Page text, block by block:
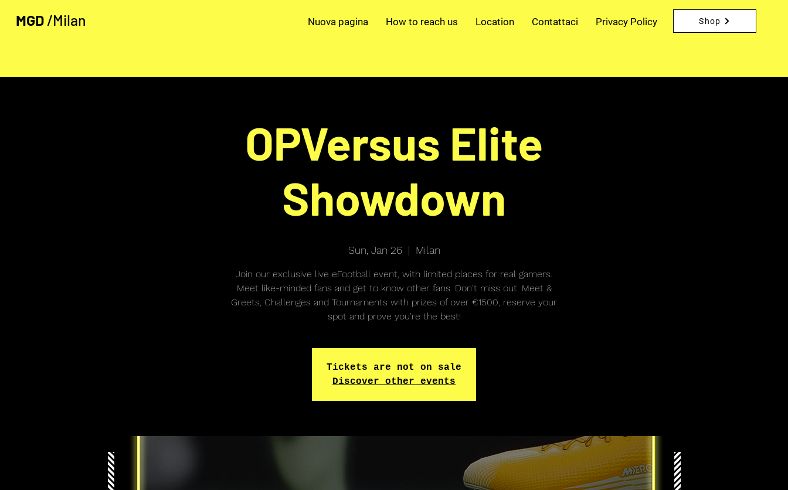
MGD /Milan Nuova pagina How to reach us Location Contattaci Privacy Policy Shop
OPVersus Elite
Showdown
Sun, Jan 26
  |
Milan
Join our exclusive live eFootball event, with limited places for real gamers.
Meet like-minded fans and get to know other fans. Don't miss out: Meet &
Greets, Challenges and Tournaments with prizes of over €1500, reserve your
spot and prove you're the best!
Tickets are not on sale
Discover other events